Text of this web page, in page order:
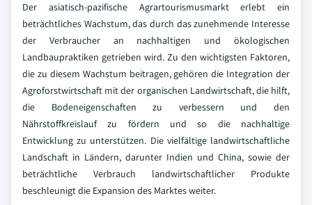
Der asiatisch-pazifische Agrartourismusmarkt erlebt ein
beträchtliches Wachstum, das durch das zunehmende Interesse
der Verbraucher an nachhaltigen und ökologischen
Landbaupraktiken getrieben wird. Zu den wichtigsten Faktoren,
die zu diesem Wachstum beitragen, gehören die Integration der
Agroforstwirtschaft mit der organischen Landwirtschaft, die hilft,
die Bodeneigenschaften zu verbessern und den
Nährstoffkreislauf zu fördern und so die nachhaltige
Entwicklung zu unterstützen. Die vielfältige landwirtschaftliche
Landschaft in Ländern, darunter Indien und China, sowie der
beträchtliche Verbrauch landwirtschaftlicher Produkte
beschleunigt die Expansion des Marktes weiter.